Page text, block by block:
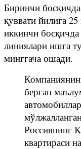
Биринчи
қуввати йилига
иккинчи
линиялари ишга
минггача ошади.
берган
Россиянинг
квартираси